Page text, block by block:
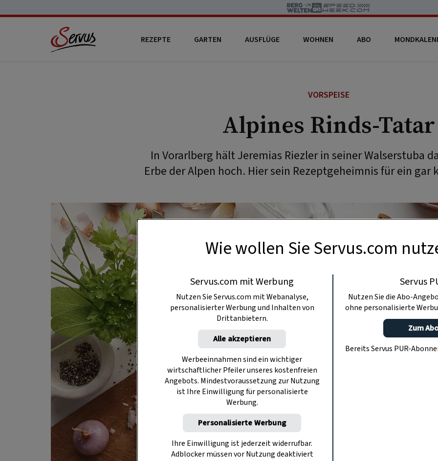
REZEPTE GARTEN AUSFLÜGE WOHNEN ABO
VORSPEISE
Alpines Rinds-Tatar
In Vorarlberg hält Jeremias Riezler in seiner Walserstuba
Erbe der Alpen hoch. Hier sein Rezeptgeheimnis für ein gar
Wie wollen Sie Servus.com
Servus.com mit Werbung
Nutzen Sie Servus.com mit Webanalyse,
personalisierter Werbung und Inhalten von
Drittanbietern.
Alle akzeptieren
Werbeeinnahmen sind ein wichtiger
wirtschaftlicher Pfeiler unseres kostenfreien
Angebots. Mindestvoraussetzung zur Nutzung
ist Ihre Einwilligung für personalisierte
Werbung.
Personalisierte Werbung
Ihre Einwilligung ist jederzeit widerrufbar.
Adblocker müssen vor Nutzung deaktiviert
Servus
Nutzen Sie die Abo-
ohne personalisierte
Zum
Bereits Servus PUR-